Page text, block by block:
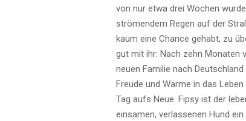
von nur etwa drei Wochen
strömendem Regen auf der
kaum eine Chance gehabt, zu
gut mit ihr: Nach zehn Monaten
neuen Familie nach
Freude und Wärme in das
Tag aufs Neue. Fipsy ist der
einsamen, verlassenen Hund